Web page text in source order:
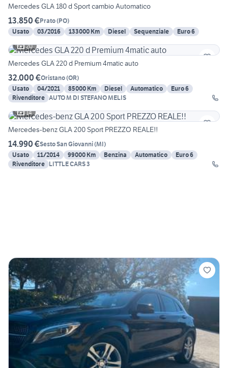
Mercedes GLA 180 d Sport cambio Automatico
13.850 €Prato(PO)
Usato
03/2016 133000 Km Diesel Sequenziale
Euro 6
20
Mercedes GLA 220 d Premium 4matic auto
32.000 €Oristano(OR)
Usato
04/2021 85000 Km Diesel Automatico
Euro 6
Rivenditore AUTO M DI STEFANO MELIS
14
Mercedes-benz GLA 200 Sport PREZZO REALE!!
14.990 €Sesto San Giovanni(MI)
Usato
11/2014 99000 Km Benzina Automatico
Euro 6
Rivenditore LITTLE CARS 3